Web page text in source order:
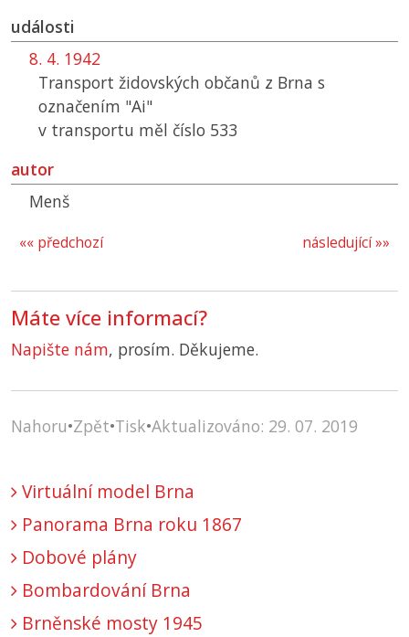
události
8. 4. 1942
Transport židovských občanů z Brna s
označením "Ai"
v transportu měl číslo 533
autor
Menš
následující »»
«« předchozí
Máte více informací?
Napište nám, prosím. Děkujeme.
Nahoru•Zpět•Tisk•Aktualizováno: 29. 07. 2019
Virtuální model Brna
Panorama Brna roku 1867
Dobové plány
Bombardování Brna
Brněnské mosty 1945